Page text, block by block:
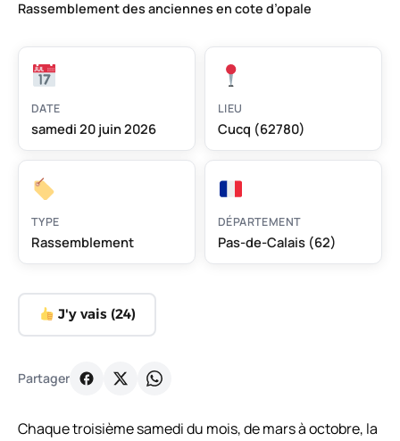
Rassemblement des anciennes en cote d’opale
DATE
samedi 20 juin 2026
LIEU
Cucq (62780)
TYPE
Rassemblement
DÉPARTEMENT
Pas-de-Calais (62)
J'y vais (24)
Partager
Chaque troisième samedi du mois, de mars à octobre, la